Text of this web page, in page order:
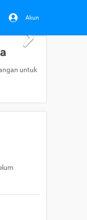
Akun
untuk